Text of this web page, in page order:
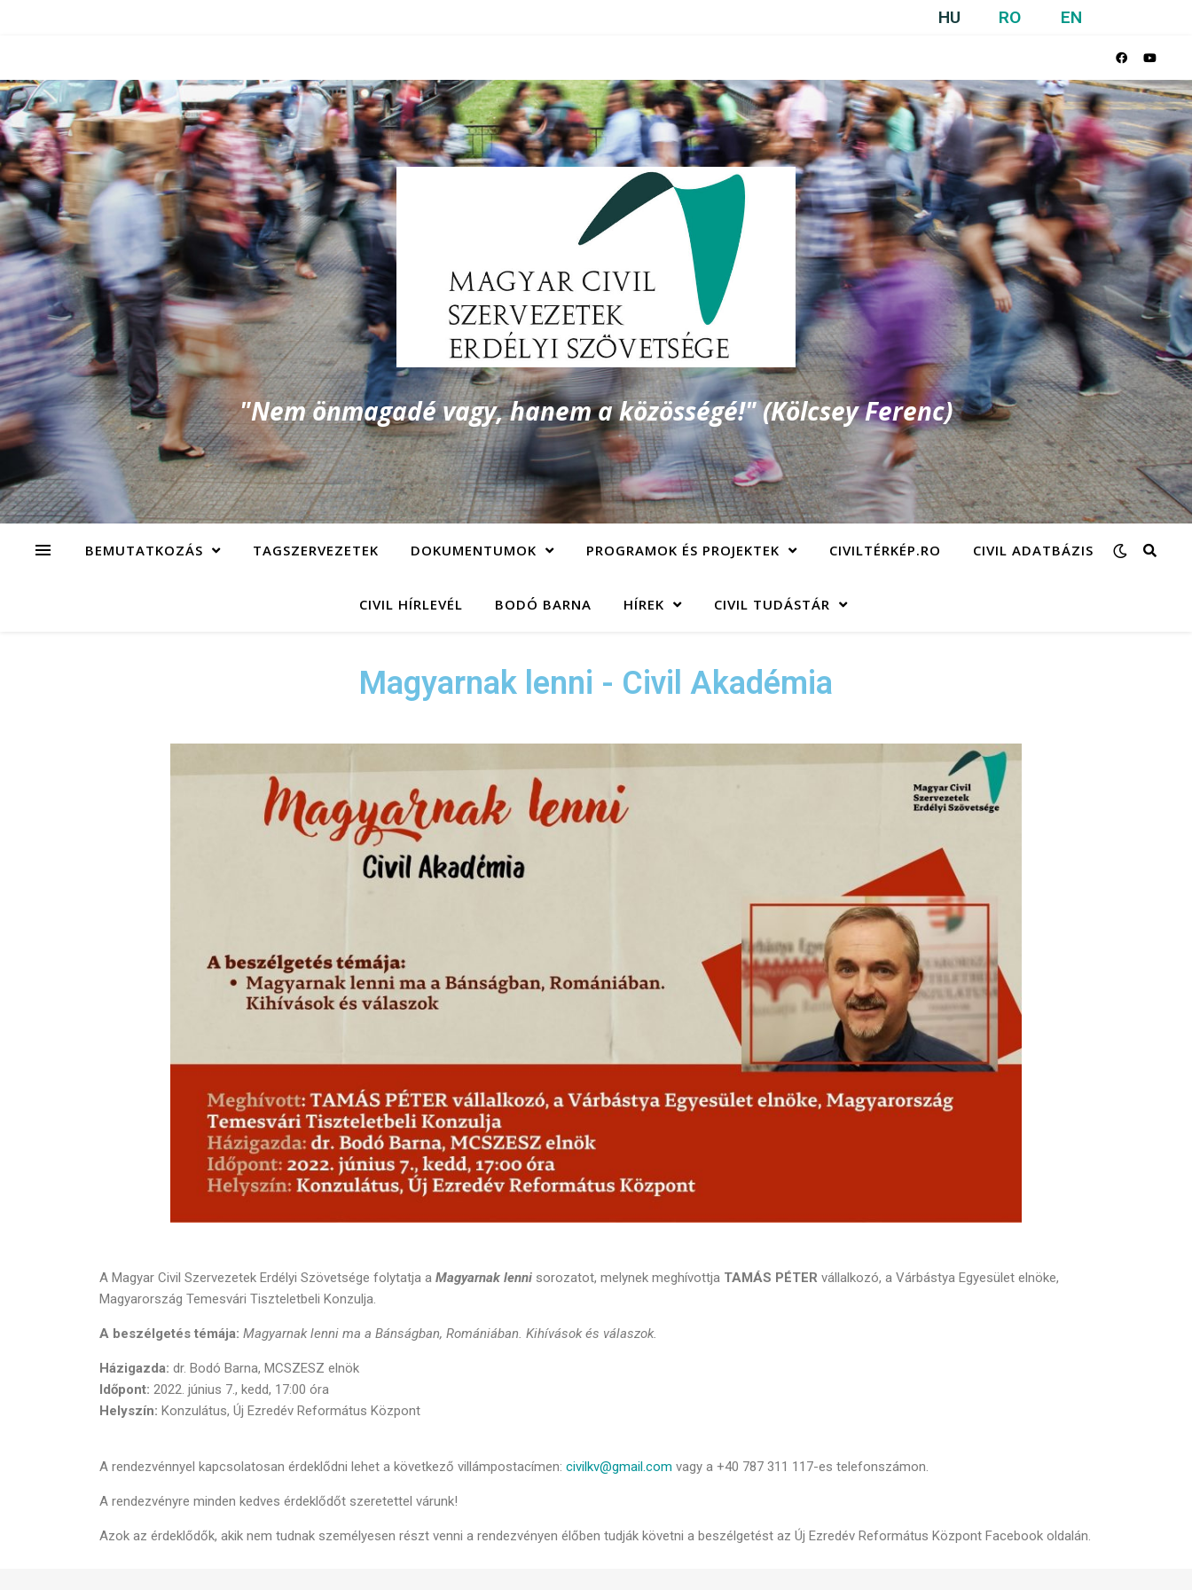
HU RO EN
"Nem önmagadé vagy, hanem a közösségé!" (Kölcsey Ferenc)
BEMUTATKOZÁS TAGSZERVEZETEK DOKUMENTUMOK PROGRAMOK ÉS PROJEKTEK CIVILTÉRKÉP.RO CIVIL ADATBÁZIS
CIVIL HÍRLEVÉL BODÓ BARNA HÍREK CIVIL TUDÁSTÁR
Magyarnak lenni - Civil Akadémia
A Magyar Civil Szervezetek Erdélyi Szövetsége folytatja a Magyarnak lenni sorozatot, melynek meghívottja TAMÁS PÉTER vállalkozó, a Várbástya Egyesület elnöke,
Magyarország Temesvári Tiszteletbeli Konzulja.
A beszélgetés témája: Magyarnak lenni ma a Bánságban, Romániában. Kihívások és válaszok.
Házigazda: dr. Bodó Barna, MCSZESZ elnök
Időpont: 2022. június 7., kedd, 17:00 óra
Helyszín: Konzulátus, Új Ezredév Református Központ
A rendezvénnyel kapcsolatosan érdeklődni lehet a következő villámpostacímen: civilkv@gmail.com vagy a +40 787 311 117-es telefonszámon.
A rendezvényre minden kedves érdeklődőt szeretettel várunk!
Azok az érdeklődők, akik nem tudnak személyesen részt venni a rendezvényen élőben tudják követni a beszélgetést az Új Ezredév Református Központ Facebook oldalán.